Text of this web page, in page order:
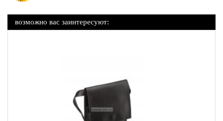
возможно вас заинтересуют: